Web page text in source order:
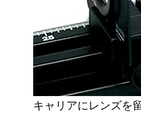
キャリアにレンズを